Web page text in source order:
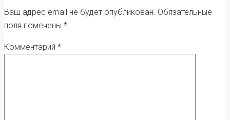
Ваш адрес email не будет опубликован. Обязательные
поля помечены *
Комментарий *